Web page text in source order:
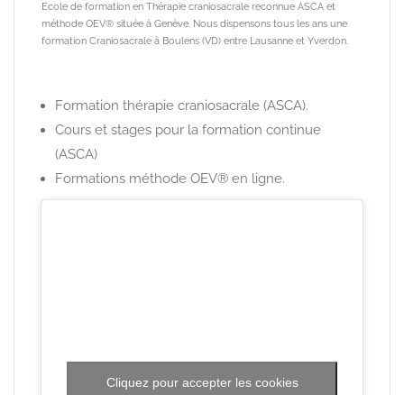
Ecole de formation en Thérapie craniosacrale reconnue ASCA et
méthode OEV® située à Genève. Nous dispensons tous les ans une
formation Craniosacrale à Boulens (VD) entre Lausanne et Yverdon.
Formation thérapie craniosacrale (ASCA).
Cours et stages pour la formation continue
(ASCA)
Formations méthode OEV® en ligne.
Cliquez pour accepter les cookies